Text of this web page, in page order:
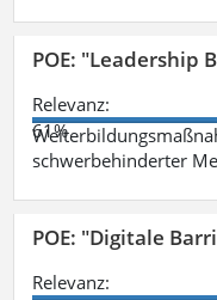
POE: "Leadership
Relevanz:
61%
schwerbehinderter
POE: "Digitale
Relevanz: